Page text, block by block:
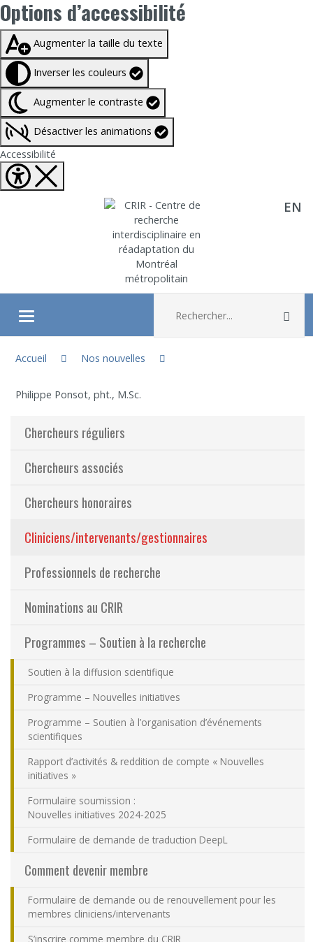
Options d’accessibilité
Taille du texte à100%
Augmenter la taille du texte
Inverser les couleurs
Augmenter le contraste
Désactiver les animations
Accessibilité
Aller directement au contenu EN
Ouvrir/fermer le menu
À propos
Recherche
Membres
Étudiants
Éthique
Nous joindre
Plan du site
Accessibilité
Espace membre
Accueil
Nos nouvelles
Philippe Ponsot, pht., M.Sc.
Chercheurs réguliers
Chercheurs associés
Chercheurs honoraires
Cliniciens/intervenants/gestionnaires
Professionnels de recherche
Nominations au CRIR
Programmes – Soutien à la recherche
Soutien à la diffusion scientifique
Programme – Nouvelles initiatives
Programme – Soutien à l’organisation d’événements
scientifiques
Rapport d’activités & reddition de compte « Nouvelles
initiatives »
Formulaire soumission :
Nouvelles initiatives 2024-2025
Formulaire de demande de traduction DeepL
Comment devenir membre
Formulaire de demande ou de renouvellement pour les
membres cliniciens/intervenants
S’inscrire comme membre du CRIR